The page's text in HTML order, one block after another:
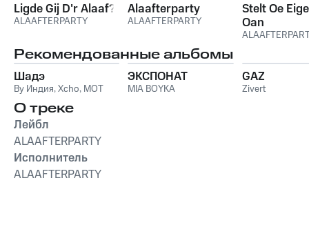
Ligde Gij D'r Alaaf?
ALAAFTERPARTY
Alaafterparty
ALAAFTERPARTY
Stelt Oe
Oan
Рекомендованные альбомы
Шадэ
By Индия,Xcho, MOT
ЭКСПОНАТ
MIA BOYKA
GAZ
Zivert
О треке
Лейбл
ALAAFTERPARTY
Исполнитель
ALAAFTERPARTY